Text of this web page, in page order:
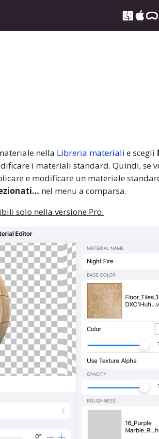
nella Libreria materiali e scegli
i materiali standard. Quindi, se
e modificare un materiale
nel menu a comparsa.
solo nella versione Pro.